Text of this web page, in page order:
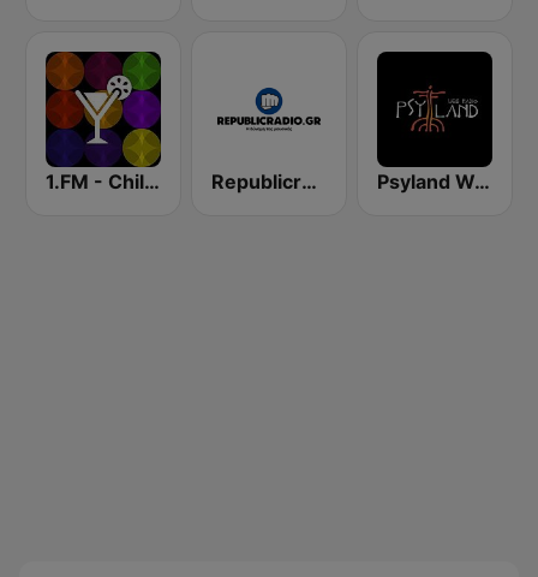
1.FM - Chillout Lounge Republicradio.gr Psyland Web Radio